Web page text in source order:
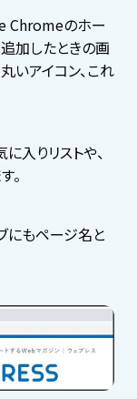
Chromeのホー
追加したときの画
いアイコン、これ
入りリストや、
。
にもページ名と